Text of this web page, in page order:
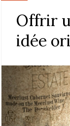
Offrir
idée